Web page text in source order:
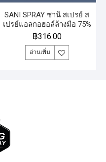
SANI SPRAY ซานิ สเปรย์ ส
เปรย์แอลกอฮอล์ล้างมือ 75%
v/v แกลลอน 5 ลิตร
฿316.00
อ่านเพิ่ม